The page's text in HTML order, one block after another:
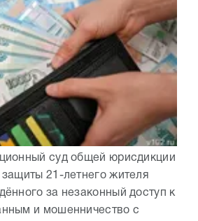
суд общей юрисдикции
21-летнего жителя
за незаконный доступ к
и мошенничество с